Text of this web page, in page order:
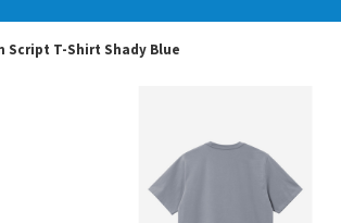
Script T-Shirt Shady Blue